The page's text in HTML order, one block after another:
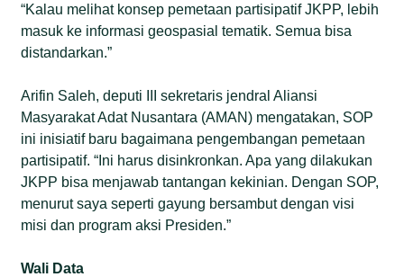
“Kalau melihat konsep pemetaan partisipatif JKPP, lebih
masuk ke informasi geospasial tematik. Semua bisa
distandarkan.”
Arifin Saleh, deputi III sekretaris jendral Aliansi
Masyarakat Adat Nusantara (AMAN) mengatakan, SOP
ini inisiatif baru bagaimana pengembangan pemetaan
partisipatif. “Ini harus disinkronkan. Apa yang dilakukan
JKPP bisa menjawab tantangan kekinian. Dengan SOP,
menurut saya seperti gayung bersambut dengan visi
misi dan program aksi Presiden.”
Wali Data